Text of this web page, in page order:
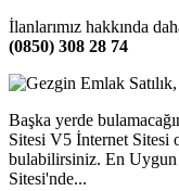
İlanlarımız hakkında
(0850) 308 28 74
Başka yerde
Sitesi V5 İnternet Sitesi
bulabilirsiniz. En
Sitesi'nde...